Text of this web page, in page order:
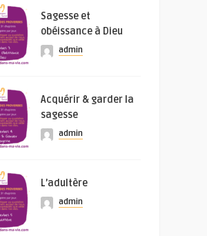
Sagesse et
obéissance à Dieu
admin
Acquérir & garder la
sagesse
admin
L’adultère
admin